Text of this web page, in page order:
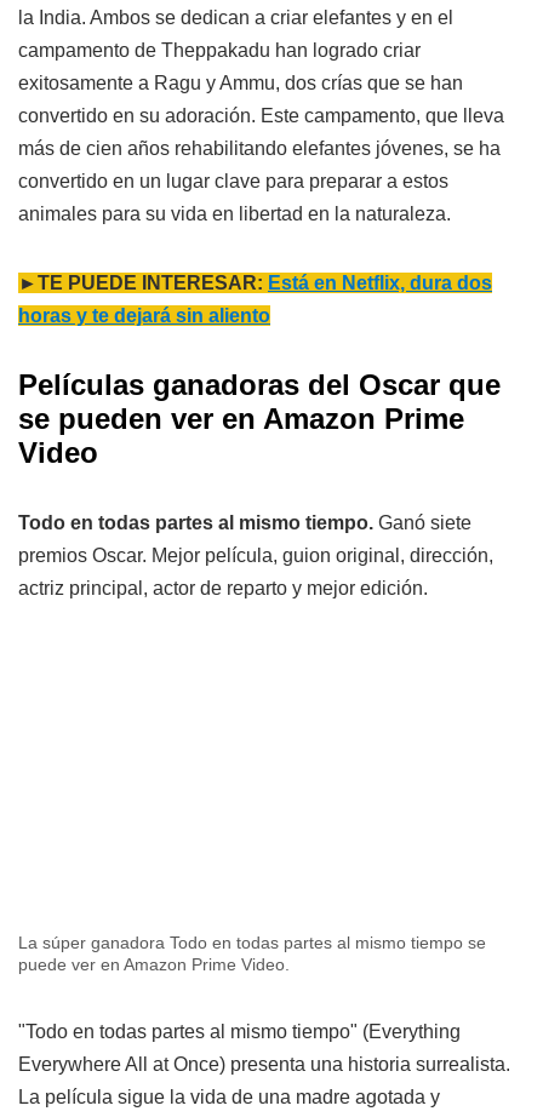
la India. Ambos se dedican a criar elefantes y en el
campamento de Theppakadu han logrado criar
exitosamente a Ragu y Ammu, dos crías que se han
convertido en su adoración. Este campamento, que lleva
más de cien años rehabilitando elefantes jóvenes, se ha
convertido en un lugar clave para preparar a estos
animales para su vida en libertad en la naturaleza.
►TE PUEDE INTERESAR: Está en Netflix, dura dos
horas y te dejará sin aliento
Películas ganadoras del Oscar que
se pueden ver en Amazon Prime
Video
Todo en todas partes al mismo tiempo. Ganó siete
premios Oscar. Mejor película, guion original, dirección,
actriz principal, actor de reparto y mejor edición.
La súper ganadora Todo en todas partes al mismo tiempo se
puede ver en Amazon Prime Video.
"Todo en todas partes al mismo tiempo" (Everything
Everywhere All at Once) presenta una historia surrealista.
La película sigue la vida de una madre agotada y